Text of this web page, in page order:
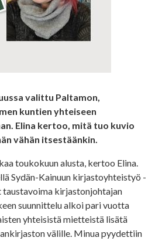
valittu Paltamon,
kuntien yhteiseen
Elina kertoo, mitä tuo kuvio
vähän itsestäänkin.
toukokuun alusta, kertoo Elina.
Sydän-Kainuun kirjastoyhteistyö -
taustavoima kirjastonjohtajan
suunnittelu alkoi pari vuotta
yhteisistä mietteistä lisätä
välille. Minua pyydettiin